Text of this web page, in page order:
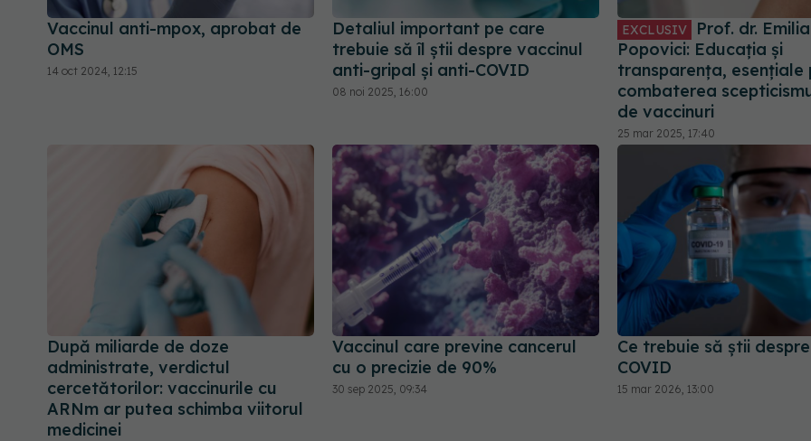
Vaccinul anti-mpox, aprobat de
OMS
14 oct 2024, 12:15
Detaliul important pe care
trebuie să îl știi despre vaccinul
anti-gripal și anti-COVID
08 noi 2025, 16:00
EXCLUSIV
Prof. dr.
Popovici: Educația și
transparența, esențiale
combaterea
de vaccinuri
25 mar 2025, 17:40
După miliarde de doze
administrate, verdictul
cercetătorilor: vaccinurile cu
ARNm ar putea schimba viitorul
medicinei
Vaccinul care previne cancerul
cu o precizie de 90%
30 sep 2025, 09:34
Ce trebuie să știi
COVID
15 mar 2026, 13:00